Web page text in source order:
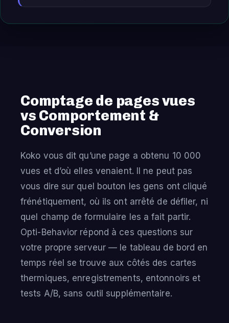
Comptage de pages vues
vs Comportement &
Conversion
Koko vous dit qu’une page a obtenu 10 000
vues et d’où elles venaient. Il ne peut pas
vous dire sur quel bouton les gens ont cliqué
frénétiquement, où ils ont arrêté de défiler, ni
quel champ de formulaire les a fait partir.
Opti-Behavior répond à ces questions sur
votre propre serveur — le tableau de bord en
temps réel se trouve aux côtés des cartes
thermiques, enregistrements, entonnoirs et
tests A/B, sans outil supplémentaire.